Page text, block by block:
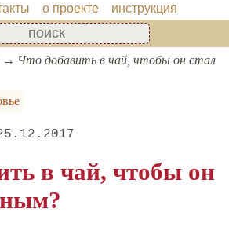
о проекте инструкция
Что добавить в чай, чтобы он стал
в чай, чтобы он